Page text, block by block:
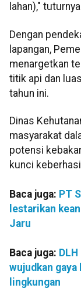
lahan),"
Dengan
lapangan,
menargetkan
titik api dan
tahun ini.
Dinas
masyarakat
potensi
kunci
Baca juga: PT
lestarikan
Jaru
Baca juga:
wujudkan
lingkungan